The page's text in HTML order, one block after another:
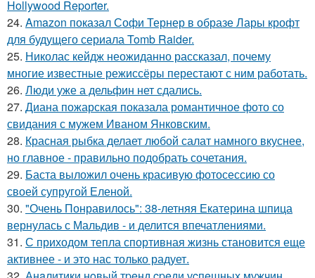
Hollywood Reporter.
24. Amazon показал Софи Тернер в образе Лары крофт
для будущего сериала Tomb Raider.
25. Николас кейдж неожиданно рассказал, почему
многие известные режиссёры перестают с ним работать.
26. Люди уже а дельфин нет сдались.
27. Диана пожарская показала романтичное фото со
свидания с мужем Иваном Янковским.
28. Красная рыбка делает любой салат намного вкуснее,
но главное - правильно подобрать сочетания.
29. Баста выложил очень красивую фотосессию со
своей супругой Еленой.
30. "Очень Понравилось": 38-летняя Екатерина шпица
вернулась с Мальдив - и делится впечатлениями.
31. С приходом тепла спортивная жизнь становится еще
активнее - и это нас только радует.